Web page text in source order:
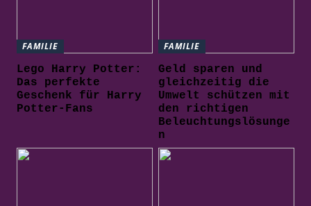
FAMILIE
Lego Harry Potter:
Das perfekte
Geschenk für Harry
Potter-Fans
FAMILIE
Geld sparen und
gleichzeitig die
Umwelt schützen mit
den richtigen
Beleuchtungslösunge
n